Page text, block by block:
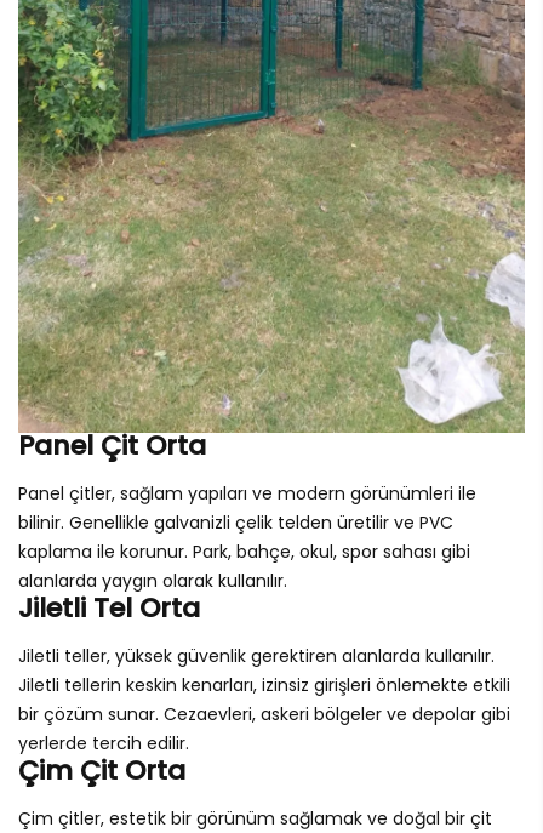
Panel Çit Orta
Panel çitler, sağlam yapıları ve modern görünümleri ile
bilinir. Genellikle galvanizli çelik telden üretilir ve PVC
kaplama ile korunur. Park, bahçe, okul, spor sahası gibi
alanlarda yaygın olarak kullanılır.
Jiletli Tel Orta
Jiletli teller, yüksek güvenlik gerektiren alanlarda kullanılır.
Jiletli tellerin keskin kenarları, izinsiz girişleri önlemekte etkili
bir çözüm sunar. Cezaevleri, askeri bölgeler ve depolar gibi
yerlerde tercih edilir.
Çim Çit Orta
Çim çitler, estetik bir görünüm sağlamak ve doğal bir çit